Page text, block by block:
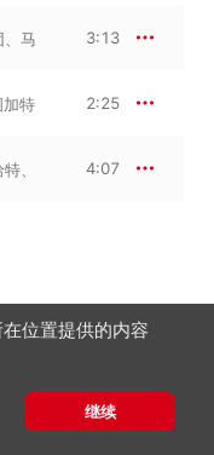
马
3:13
加特
2:25
特 4:07
位置提供的内容
继续